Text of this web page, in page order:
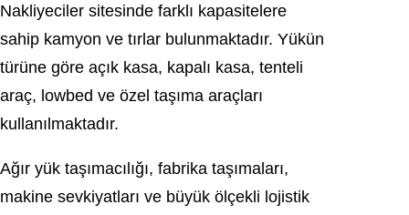
Nakliyeciler sitesinde farklı kapasitelere
sahip kamyon ve tırlar bulunmaktadır. Yükün
türüne göre açık kasa, kapalı kasa, tenteli
araç, lowbed ve özel taşıma araçları
kullanılmaktadır.
Ağır yük taşımacılığı, fabrika taşımaları,
makine sevkiyatları ve büyük ölçekli lojistik